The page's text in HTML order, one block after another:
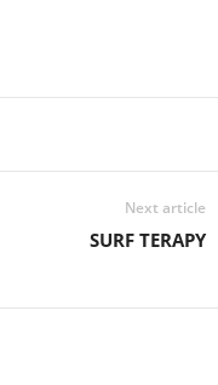
Next article
SURF TERAPY